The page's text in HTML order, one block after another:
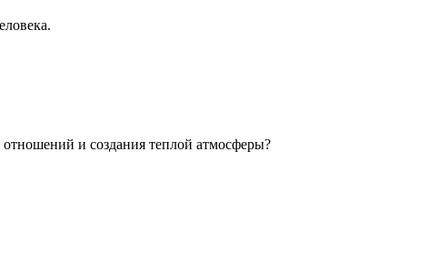
и создания теплой атмосферы?